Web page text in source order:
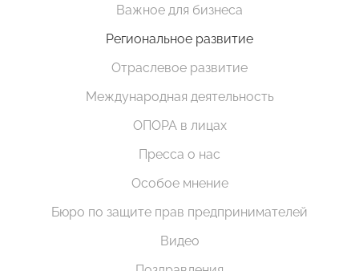
Важное для бизнеса
Региональное развитие
Отраслевое развитие
Международная деятельность
ОПОРА в лицах
Пресса о нас
Особое мнение
Бюро по защите прав предпринимателей
Видео